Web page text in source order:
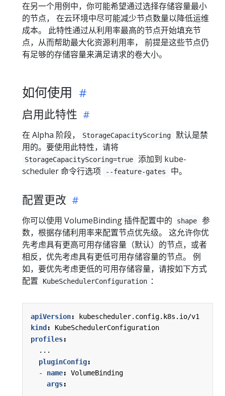
在另一个用例中，你可能希望通过选择存储容量最小
的节点， 在云环境中尽可能减少节点数量以降低运维
成本。 此特性通过从利用率最高的节点开始填充节
点，从而帮助最大化资源利用率， 前提是这些节点仍
有足够的存储容量来满足请求的卷大小。
如何使用
启用此特性
在 Alpha 阶段， StorageCapacityScoring
默认是禁
用的。要使用此特性，请将
StorageCapacityScoring=true
添加到 kube-
scheduler 命令行选项
--feature-gates 中。
配置更改
你可以使用 VolumeBinding 插件配置中的 shape
参
数，根据存储利用率来配置节点优先级。 这允许你优
先考虑具有更高可用存储容量（默认）的节点，或者
相反，优先考虑具有更低可用存储容量的节点。 例
如，要优先考虑更低的可用存储容量，请按如下方式
配置
KubeSchedulerConfiguration ：
apiVersion:
kubescheduler.config.k8s.io/v1
kind :
KubeSchedulerConfiguration
profiles:
...
pluginConfig:
- name:
VolumeBinding
args: